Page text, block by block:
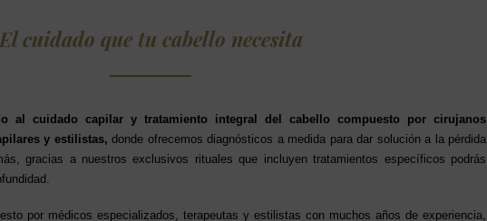
El cuidado que tu cabello necesita
al cuidado capilar y tratamiento integral del cabello compuesto por cirujanos
y estilistas, donde ofrecemos diagnósticos a medida para dar solución a la pérdida
gracias a nuestros exclusivos rituales que incluyen tratamientos específicos podrás
por médicos especializados, terapeutas y estilistas con muchos años de experiencia,